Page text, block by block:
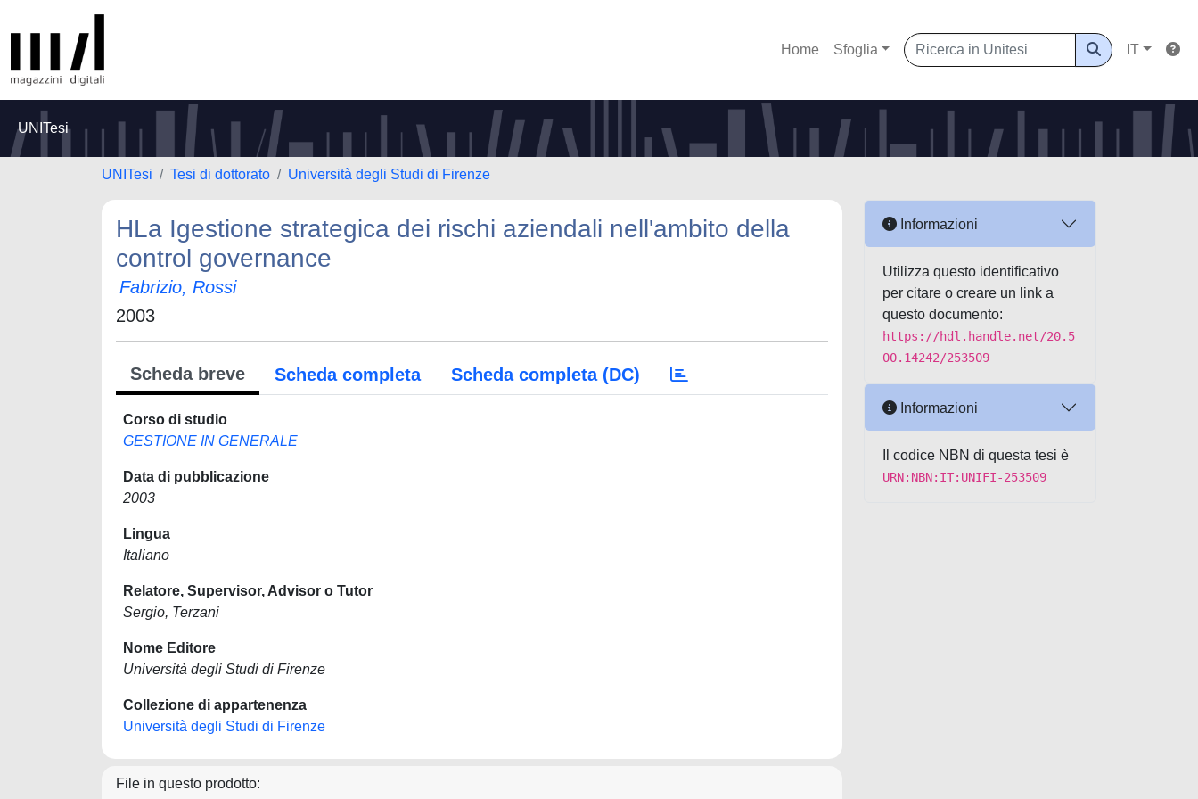
Home Sfoglia IT
UNITesi
UNITesi Tesi di dottorato Università degli Studi di Firenze
HLa Igestione strategica dei rischi aziendali nell'ambito della
control governance
Fabrizio, Rossi
2003
Scheda breve Scheda completa Scheda completa (DC)
Corso di studio
GESTIONE IN GENERALE
Data di pubblicazione
2003
Lingua
Italiano
Relatore, Supervisor, Advisor o Tutor
Sergio, Terzani
Nome Editore
Università degli Studi di Firenze
Collezione di appartenenza
Università degli Studi di Firenze
File in questo prodotto:
Informazioni
Utilizza questo identificativo
per citare o creare un link a
questo documento:
https://hdl.handle.net/20.5
00.14242/253509
Informazioni
Il codice NBN di questa tesi è
URN:NBN:IT:UNIFI-253509